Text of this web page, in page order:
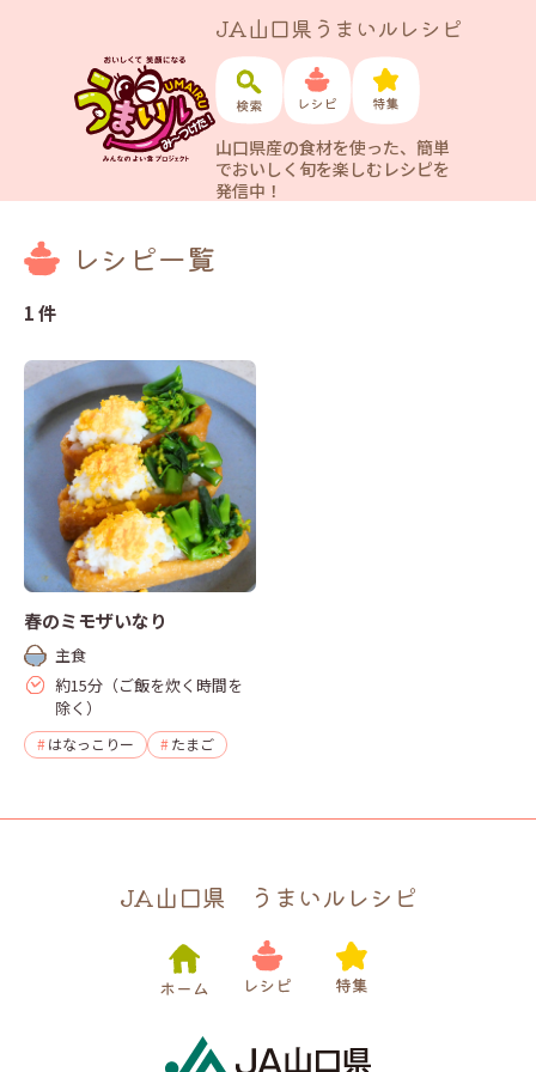
JA山口県うまいルレシピ
山口県産の食材を使った、簡単
でおいしく旬を楽しむレシピを
発信中！
レシピ一覧
1 件
春のミモザいなり
主食
約15分（ご飯を炊く時間を
除く）
はなっこりー たまご
JA山口県 うまいルレシピ